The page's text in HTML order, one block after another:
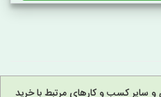
و سایر کسب و کارهای مرتبط با خرید